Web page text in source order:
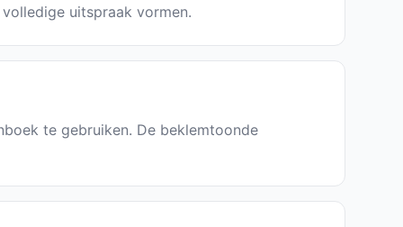
uitspraak vormen.
te gebruiken. De beklemtoonde